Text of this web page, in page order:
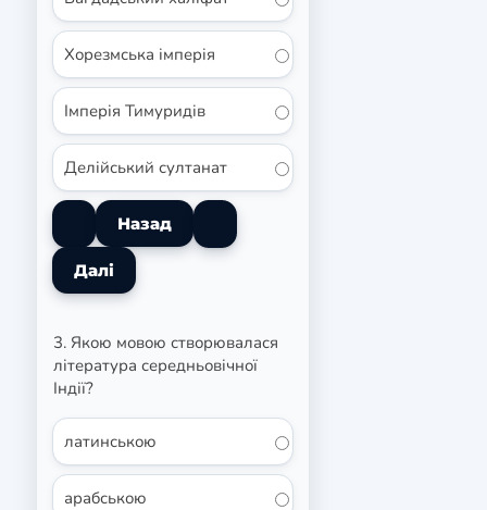
Хорезмська імперія
Імперія Тимуридів
Делійський султанат
3. Якою мовою створювалася
література середньовічної
Індії?
латинською
арабською